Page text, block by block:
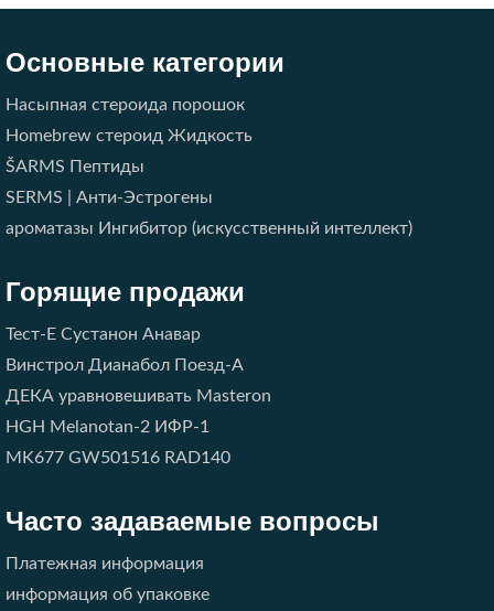
Основные категории
Насыпная стероида порошок
Homebrew стероид Жидкость
ŠARMS Пептиды
SERMS | Анти-Эстрогены
ароматазы Ингибитор (искусственный интеллект)
Горящие продажи
Тест-E Сустанон Анавар
Винстрол Дианабол Поезд-A
ДЕКА уравновешивать Masteron
HGH Melanotan-2 ИФР-1
MK677 GW501516 RAD140
Часто задаваемые вопросы
Платежная информация
информация об упаковке